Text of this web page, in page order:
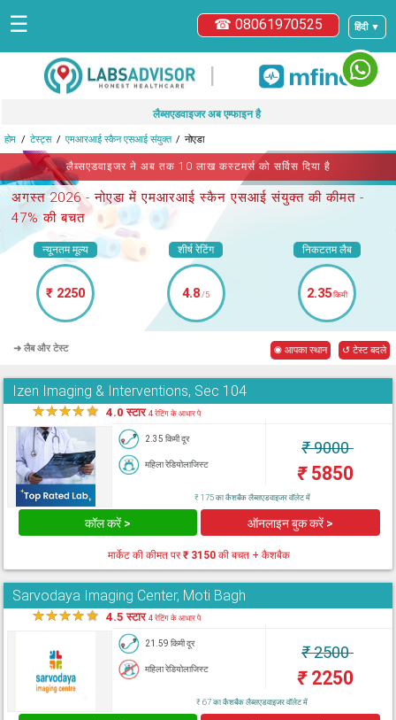
हिंदी ▼
☎ 08061970525
☰
|
लैब्सएडवाइजर अब एम्फाइन है
होम टेस्ट्स एमआरआई स्कैन एसआई संयुक्त नोएडा
लैब्सएडवाइजर ने अब तक 10 लाख कस्टमर्स को सर्विस दिया है
अगस्त 2026 -नोएडा में एमआरआई स्कैन एसआई संयुक्त की कीमत -
47% की बचत
न्यूनतम मूल्य
₹ 2250
शीर्ष रेटिंग
4.8/5
निकटतम लैब
2.35किमी
➜ लैब और टेस्ट ◉ आपका स्थान ↺ टेस्ट बदले
Izen Imaging & Interventions, Sec 104
★★★★★ 4.0 स्टार4 रेटिंग के आधार पे
2.35 किमी दूर
महिला रेडियोलाजिस्ट
₹9000
₹5850
₹ 175 का कैशबैक लैब्सएडवाइजर वॉलेट में
कॉल करें > ऑनलाइन बुक करें >
मार्केट की कीमत पर₹ 3150 की बचत + कैशबैक
Sarvodaya Imaging Center, Moti Bagh
★★★★★ 4.5 स्टार4 रेटिंग के आधार पे
21.59 किमी दूर
महिला रेडियोलाजिस्ट
₹2500
₹2250
₹ 67 का कैशबैक लैब्सएडवाइजर वॉलेट में